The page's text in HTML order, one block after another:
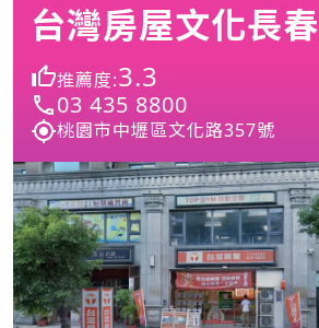
台灣房屋文化長
推薦度:3.3
03 435 8800
桃園市中壢區文化路357號